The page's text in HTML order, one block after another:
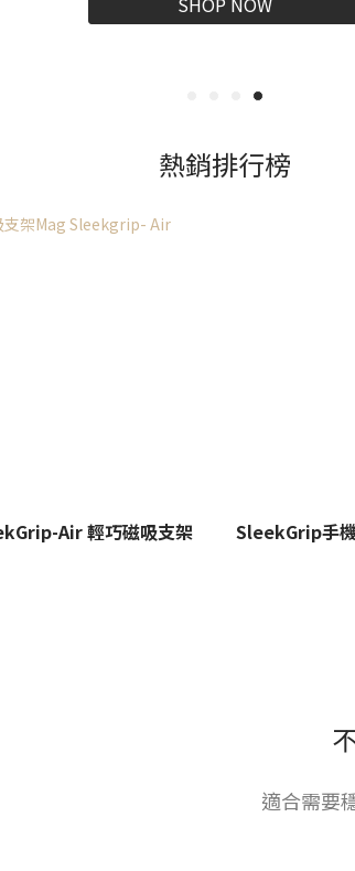
熱銷排行榜
Air 輕巧磁吸支架 SleekGrip手
適合需要